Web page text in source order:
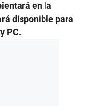
en la
disponible para
PC.